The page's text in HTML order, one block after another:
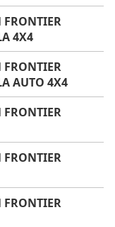
4X4
AUTO 4X4